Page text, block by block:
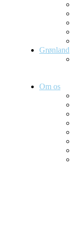
Grønland
Om os